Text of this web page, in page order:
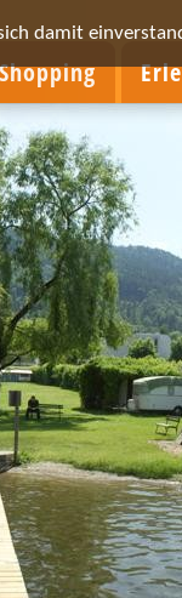
damit
Shopping